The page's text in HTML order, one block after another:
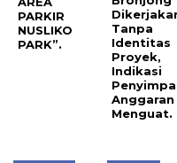
PARKIR
NUSLIKO
PARK”.
Tanpa
Identitas
Proyek,
Indikasi
Anggaran
Menguat.